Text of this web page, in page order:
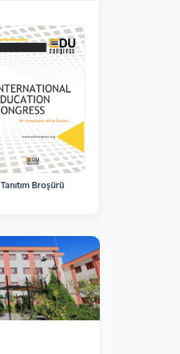
Tanıtım Broşürü